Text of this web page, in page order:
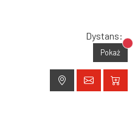
Dystans:
Pokaż